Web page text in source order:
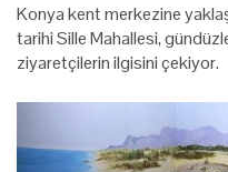
Konya kent merkezine
tarihi Sille Mahallesi,
ziyaretçilerin ilgisini çekiyor.